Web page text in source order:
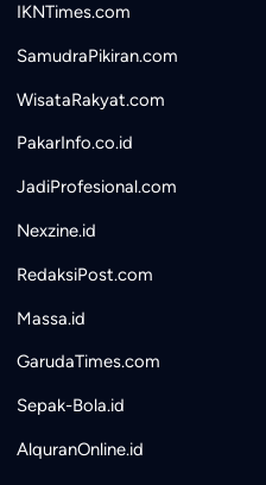
IKNTimes.com
SamudraPikiran.com
WisataRakyat.com
PakarInfo.co.id
JadiProfesional.com
Nexzine.id
RedaksiPost.com
Massa.id
GarudaTimes.com
Sepak-Bola.id
AlquranOnline.id